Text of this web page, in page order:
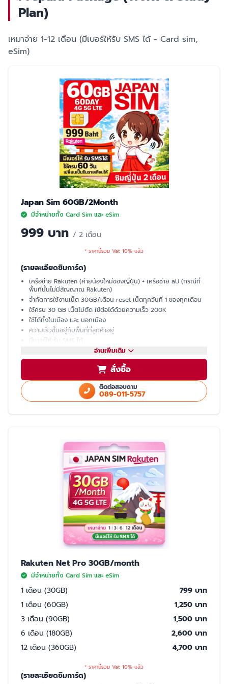
Plan)
เหมาจ่าย 1-12 เดือน (มีเบอร์ให้รับ SMS ได้ - Card sim,
eSim)
Japan Sim 60GB/2Month
มีจำหน่ายทั้ง Card Sim และ eSim
999 บาท / 2 เดือน
* ราคานี้รวม Vat 10% แล้ว
(รายละเอียดซิมการ์ด)
เครือข่าย Rakuten (ค่ายน้องใหม่ของญี่ปุ่น) + เครือช่าย aU (กรณีที่
พื้นที่นั้นไม่มีสัญญาณ Rakuten)
จำกัดการใช้งานเน็ต 30GB/เดือน reset เน็ตทุกวันที่ 1 ของทุกเดือน
ใช้ครบ 30 GB เน็ตไม่ตัด ใช้ต่อได้ด้วยความเร็ว 200K
ใช้ได้ทั้งในเมือง และ นอกเมือง
ความเร็วขึ้นอยู่กับพื้นที่ที่ลูกค้าอยู่
มีเบอร์ให้ รับ SMS ได้
โทรเข้า-ออก ไม่ได้ ต้องโทรผ่าน LINE
แชร์ hotspot ไม่ได้
บริการหลังการขายโดย ทีมงานคนไทย
อ่านเพิ่มเติม
สั่งซื้อ
ติดต่อสอบถาม
089-011-5757
Rakuten Net Pro 30GB/month
มีจำหน่ายทั้ง Card Sim และ eSim
1 เดือน (30GB)
799 บาท
1 เดือน (60GB)
1,250 บาท
3 เดือน (90GB)
1,500 บาท
6 เดือน (180GB)
2,600 บาท
12 เดือน (360GB)
4,700 บาท
* ราคานี้รวม Vat 10% แล้ว
(รายละเอียดซิมการ์ด)